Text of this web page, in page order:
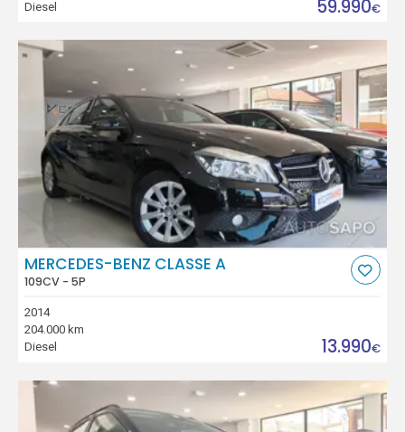
Diesel 59.990€
MERCEDES-BENZ CLASSE A
109CV - 5P
2014
204.000 km
Diesel
13.990€